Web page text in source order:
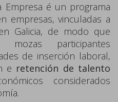
Empresa é un programa
empresas, vinculadas a
Galicia, de modo que
participantes
de inserción laboral,
e retención de talento
considerados